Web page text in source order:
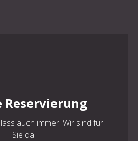
Reservierung
auch immer. Wir sind für
Sie da!